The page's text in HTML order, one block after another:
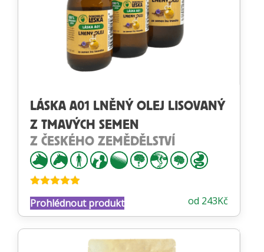
LÁSKA A01 LNĚNÝ OLEJ LISOVANÝ
Z TMAVÝCH SEMEN
Z ČESKÉHO ZEMĚDĚLSTVÍ
4.84z 5 od 243Kč
Prohlédnout produkt